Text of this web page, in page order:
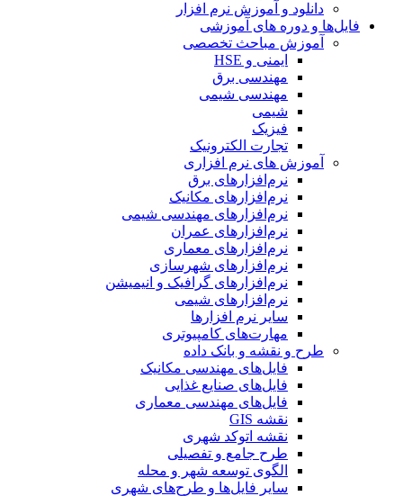
دانلود و آموزش نرم افزار
فایل‌ها و دوره های آموزشی
آموزش مباحث تخصصی
ایمنی و HSE
مهندسی برق
مهندسی شیمی
شیمی
فیزیک
تجارت الکترونیک
آموزش های نرم افزاری
نرم‌افزارهای برق
نرم‌افزارهای مکانیک
نرم‌افزارهای مهندسی شیمی
نرم‌افزارهای عمران
نرم‌افزارهای معماری
نرم‌افزارهای شهرسازی
نرم‌افزارهای گرافیک و انیمیشن
نرم‌افزارهای شیمی
سایر نرم افزارها
مهارت‌های کامپیوتری
طرح و نقشه و بانک داده
فایل‌های مهندسی مکانیک
فایل‌های صنایع غذایی
فایل‌های مهندسی معماری
نقشه GIS
نقشه اتوکد شهری
طرح جامع و تفصیلی
الگوی توسعه شهر و محله
سایر فایل‌ها و طرح‌های شهری